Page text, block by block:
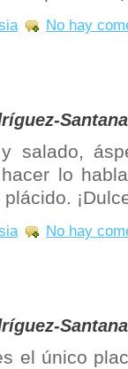
No hay
Santana
salado,
lo
No hay
Santana
el único